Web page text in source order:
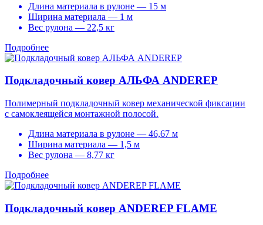
Длина материала в рулоне — 15 м
Ширина материала — 1 м
Вес рулона — 22,5 кг
Подробнее
Подкладочный ковер АЛЬФА ANDEREP
Полимерный подкладочный ковер механической фиксации
с самоклеящейся монтажной полосой.
Длина материала в рулоне — 46,67 м
Ширина материала — 1,5 м
Вес рулона — 8,77 кг
Подробнее
Подкладочный ковер ANDEREP FLAME